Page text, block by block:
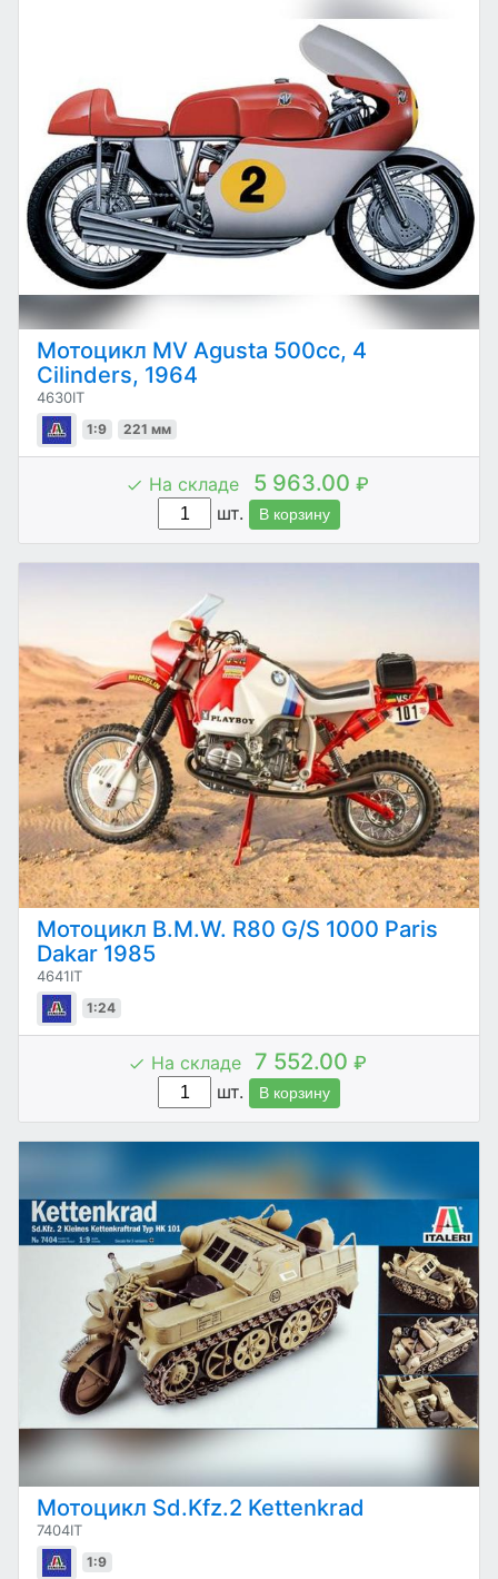
Мотоцикл MV Agusta 500cc, 4
Cilinders, 1964
4630IT
1:9 221 мм
На складе 5 963.00 ₽
шт.
В корзину
Мотоцикл B.M.W. R80 G/S 1000 Paris
Dakar 1985
4641IT
1:24
На складе 7 552.00 ₽
шт.
В корзину
Мотоцикл Sd.Kfz.2 Kettenkrad
7404IT
1:9